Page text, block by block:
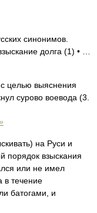
синонимов.
долга (1) • …
целью выяснения
сурово воевода (3.
на Руси и
порядок взыскания
или не имел
в течение
батогами, и